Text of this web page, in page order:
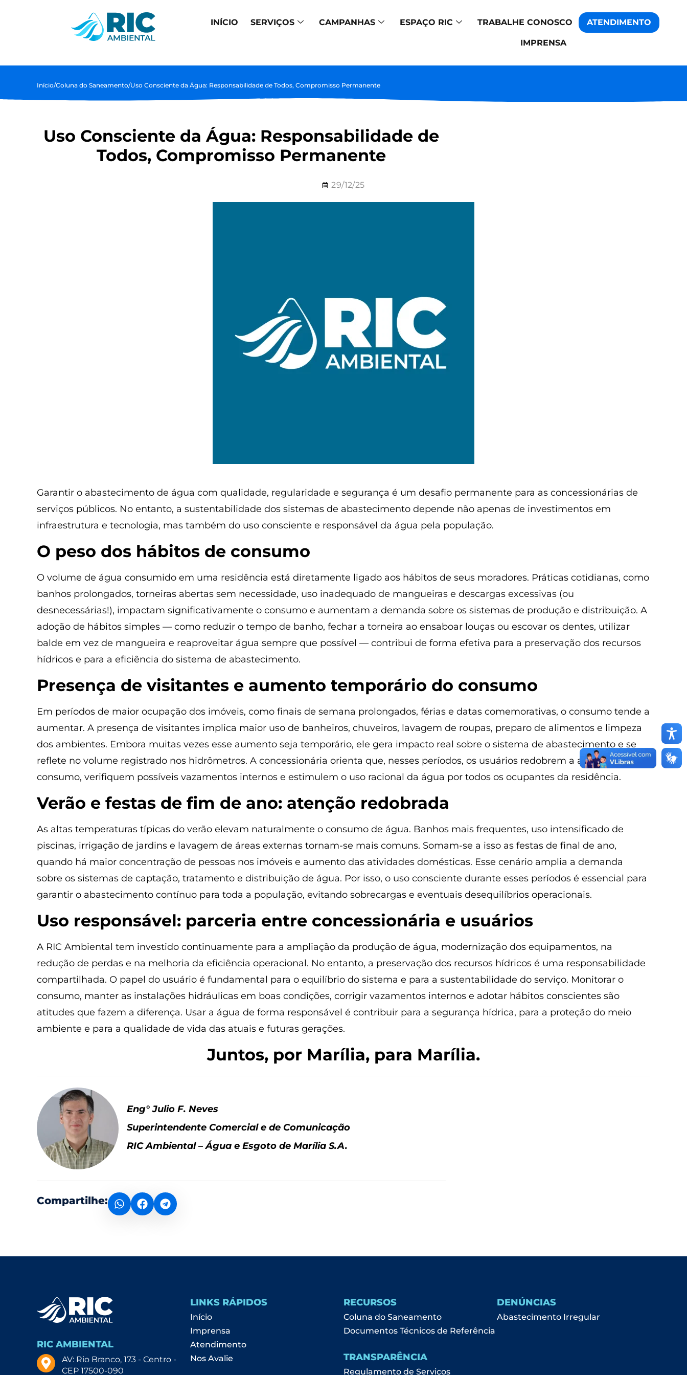
INÍCIO SERVIÇOS CAMPANHAS ESPAÇO RIC TRABALHE CONOSCO
IMPRENSA
ATENDIMENTO
Início/Coluna do Saneamento/Uso Consciente da Água: Responsabilidade de Todos, Compromisso Permanente
Uso Consciente da Água: Responsabilidade de
Todos, Compromisso Permanente
29/12/25
Garantir o abastecimento de água com qualidade, regularidade e segurança é um desafio permanente para as concessionárias de
serviços públicos. No entanto, a sustentabilidade dos sistemas de abastecimento depende não apenas de investimentos em
infraestrutura e tecnologia, mas também do uso consciente e responsável da água pela população.
O peso dos hábitos de consumo
O volume de água consumido em uma residência está diretamente ligado aos hábitos de seus moradores. Práticas cotidianas, como
banhos prolongados, torneiras abertas sem necessidade, uso inadequado de mangueiras e descargas excessivas (ou
desnecessárias!), impactam significativamente o consumo e aumentam a demanda sobre os sistemas de produção e distribuição. A
adoção de hábitos simples — como reduzir o tempo de banho, fechar a torneira ao ensaboar louças ou escovar os dentes, utilizar
balde em vez de mangueira e reaproveitar água sempre que possível — contribui de forma efetiva para a preservação dos recursos
hídricos e para a eficiência do sistema de abastecimento.
Presença de visitantes e aumento temporário do consumo
Em períodos de maior ocupação dos imóveis, como finais de semana prolongados, férias e datas comemorativas, o consumo tende a
aumentar. A presença de visitantes implica maior uso de banheiros, chuveiros, lavagem de roupas, preparo de alimentos e limpeza
dos ambientes. Embora muitas vezes esse aumento seja temporário, ele gera impacto real sobre o sistema de abastecimento e se
reflete no volume registrado nos hidrômetros. A concessionária orienta que, nesses períodos, os usuários redobrem a atenção ao
consumo, verifiquem possíveis vazamentos internos e estimulem o uso racional da água por todos os ocupantes da residência.
Verão e festas de fim de ano: atenção redobrada
As altas temperaturas típicas do verão elevam naturalmente o consumo de água. Banhos mais frequentes, uso intensificado de
piscinas, irrigação de jardins e lavagem de áreas externas tornam-se mais comuns. Somam-se a isso as festas de final de ano,
quando há maior concentração de pessoas nos imóveis e aumento das atividades domésticas. Esse cenário amplia a demanda
sobre os sistemas de captação, tratamento e distribuição de água. Por isso, o uso consciente durante esses períodos é essencial para
garantir o abastecimento contínuo para toda a população, evitando sobrecargas e eventuais desequilíbrios operacionais.
Uso responsável: parceria entre concessionária e usuários
A RIC Ambiental tem investido continuamente para a ampliação da produção de água, modernização dos equipamentos, na
redução de perdas e na melhoria da eficiência operacional. No entanto, a preservação dos recursos hídricos é uma responsabilidade
compartilhada. O papel do usuário é fundamental para o equilíbrio do sistema e para a sustentabilidade do serviço. Monitorar o
consumo, manter as instalações hidráulicas em boas condições, corrigir vazamentos internos e adotar hábitos conscientes são
atitudes que fazem a diferença. Usar a água de forma responsável é contribuir para a segurança hídrica, para a proteção do meio
ambiente e para a qualidade de vida das atuais e futuras gerações.
Juntos, por Marília, para Marília.
Eng° Julio F. Neves
Superintendente Comercial e de Comunicação
RIC Ambiental – Água e Esgoto de Marília S.A.
Compartilhe:
RIC AMBIENTAL
AV: Rio Branco, 173 - Centro -
CEP 17500-090
LINKS RÁPIDOS
Início
Imprensa
Atendimento
Nos Avalie
RECURSOS
Coluna do Saneamento
Documentos Técnicos de Referência
TRANSPARÊNCIA
Regulamento de Serviços
DENÚNCIAS
Abastecimento Irregular